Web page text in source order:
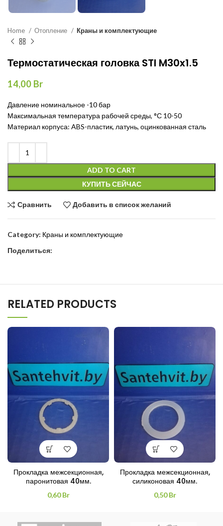
Home Отопление Краны и комплектующие
Термостатическая головка STI M30x1.5
14,00 Br
Давление номинальное -10 бар
Максимальная температура рабочей среды, °С 10-50
Материал корпуса: ABS-пластик, латунь, оцинкованная сталь
ADD TO CART
КУПИТЬ СЕЙЧАС
Сравнить Добавить в список желаний
Category: Краны и комплектующие
Поделиться:
RELATED PRODUCTS
Прокладка межсекционная,
паронитовая 40мм.
0,60Br
Прокладка межсекционная,
силиконовая 40мм.
0,50Br